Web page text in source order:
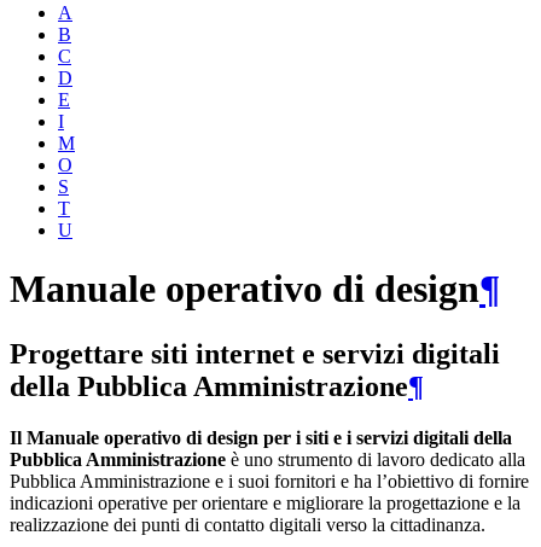
A
B
C
D
E
I
M
O
S
T
U
Manuale operativo di design¶
Progettare siti internet e servizi digitali
della Pubblica Amministrazione¶
Il Manuale operativo di design per i siti e i servizi digitali della
Pubblica Amministrazione è uno strumento di lavoro dedicato alla
Pubblica Amministrazione e i suoi fornitori e ha l’obiettivo di fornire
indicazioni operative per orientare e migliorare la progettazione e la
realizzazione dei punti di contatto digitali verso la cittadinanza.